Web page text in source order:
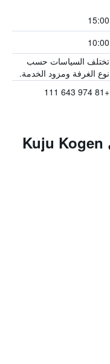
15:00
10:00
تختلف السياسات حسب
نوع الغرفة ومزود الخدمة.
+81 974 643 111
المزايا ووسائل الراحة في Kuju Kogen